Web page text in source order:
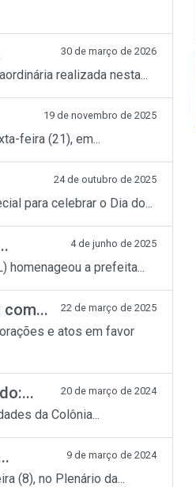
30 de março de 2026
realizada nesta...
19 de novembro de 2025
feira (21), em...
24 de outubro de 2025
para celebrar o Dia do...
4 de junho de 2025
homenageou a prefeita...
22 de março de 2025
e atos em favor
20 de março de 2024
da Colônia...
9 de março de 2024
(8), no Plenário da...